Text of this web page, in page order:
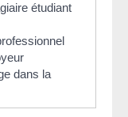
étudiant
dans la